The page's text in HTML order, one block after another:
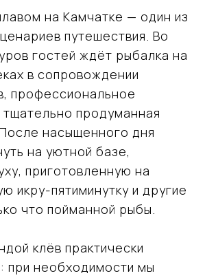
на Камчатке — один из
путешествия. Во
гостей ждёт рыбалка на
в сопровождении
профессиональное
продуманная
насыщенного дня
на уютной базе,
приготовленную на
икру-пятиминутку и другие
что пойманной рыбы.
клёв практически
при необходимости мы